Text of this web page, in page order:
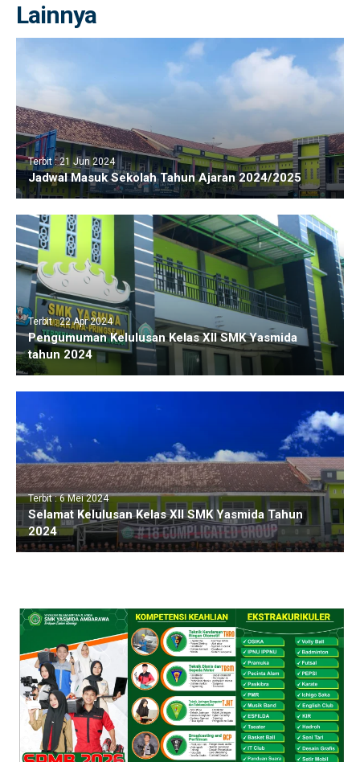
Lainnya
Terbit : 21 Jun 2024
Jadwal Masuk Sekolah Tahun Ajaran 2024/2025
Terbit : 22 Apr 2024
Pengumuman Kelulusan Kelas XII SMK Yasmida
tahun 2024
Terbit : 6 Mei 2024
Selamat Kelulusan Kelas XII SMK Yasmida Tahun
2024